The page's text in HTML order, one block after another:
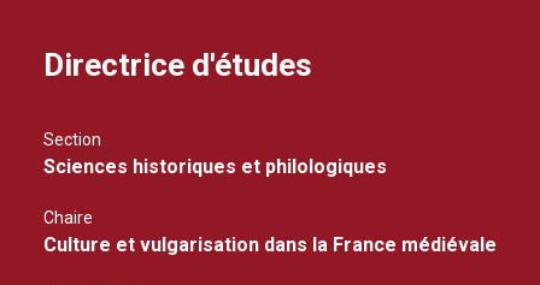
Directrice d'études
Section
Sciences historiques et philologiques
Chaire
Culture et vulgarisation dans la France médiévale